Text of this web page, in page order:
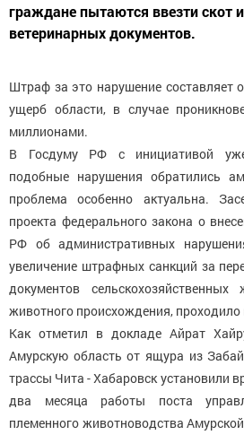
граждане пытаются ввезти скот
ветеринарных документов.
Штраф за это нарушение составляет
ущерб области, в случае
миллионами.
В Госдуму РФ с инициативой
подобные нарушения обратились
проблема особенно актуальна.
проекта федерального закона о
РФ об административных
увеличение штрафных санкций за
документов
животного происхождения, проходило
Как отметил в докладе Айрат
Амурскую область от ящура из
трассы Чита - Хабаровск установили
два месяца работы поста
племенного животноводства